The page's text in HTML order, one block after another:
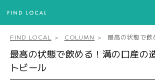
FIND LOCAL COLUMN 最高の状態で
最高の状態で飲める！溝の口産の
トビール